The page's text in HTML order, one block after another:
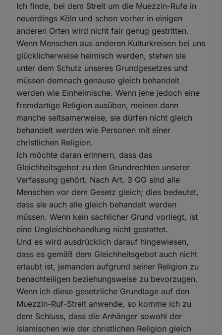
Ich finde, bei dem Streit um die Muezzin-Rufe in
neuerdings Köln und schon vorher in einigen
anderen Orten wird nicht fair genug gestritten.
Wenn Menschen aus anderen Kulturkreisen bei uns
glücklicherweise heimisch werden, stehen sie
unter dem Schutz unseres Grundgesetzes und
müssen demnach genauso gleich behandelt
werden wie Einheimische. Wenn jene jedoch eine
fremdartige Religion ausüben, meinen dann
manche seltsamerweise, sie dürfen nicht gleich
behandelt werden wie Personen mit einer
christlichen Religion.
Ich möchte daran erinnern, dass das
Gleichheitsgebot zu den Grundrechten unserer
Verfassung gehört. Nach Art. 3 GG sind alle
Menschen vor dem Gesetz gleich; dies bedeutet,
dass sie auch alle gleich behandelt werden
müssen. Wenn kein sachlicher Grund vorliegt, ist
eine Ungleichbehandlung nicht gestattet.
Und es wird ausdrücklich darauf hingewiesen,
dass es gemäß dem Gleichheitsgebot auch nicht
erlaubt ist, jemanden aufgrund seiner Religion zu
benachteiligen beziehungsweise zu bevorzugen.
Wenn ich diese gesetzliche Grundlage auf den
Muezzin-Ruf-Streit anwende, so komme ich zu
dem Schluss, dass die Anhänger sowohl der
islamischen wie der christlichen Religion gleich